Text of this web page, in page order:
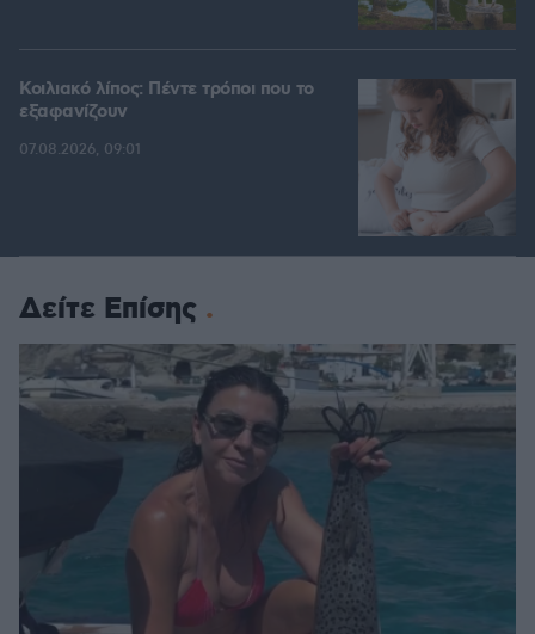
Κοιλιακό λίπος: Πέντε τρόποι που το
εξαφανίζουν
07.08.2026, 09:01
Δείτε Επίσης